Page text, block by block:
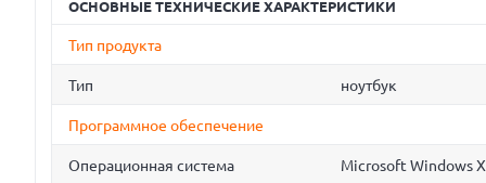
ОСНОВНЫЕ ТЕХНИЧЕСКИЕ ХАРАКТЕРИСТИКИ
Тип продукта
Тип ноутбук
Программное обеспечение
Операционная система Microsoft Windows